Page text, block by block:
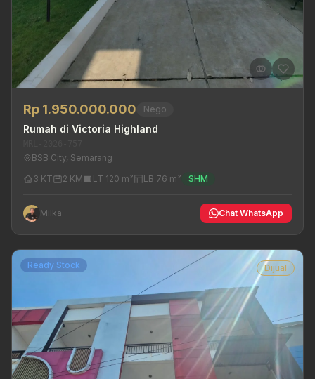
Rp 1.950.000.000 Nego
Rumah di Victoria Highland
BSB City, Semarang
3 KT
2 KM LT 120 m² LB 76 m² SHM
Milka Chat WhatsApp
Ready Stock Dijual